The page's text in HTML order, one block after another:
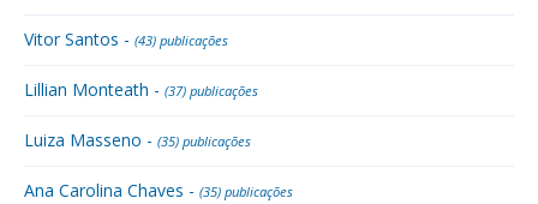
Vitor Santos - (43) publicações
Lillian Monteath - (37) publicações
Luiza Masseno - (35) publicações
Ana Carolina Chaves - (35) publicações